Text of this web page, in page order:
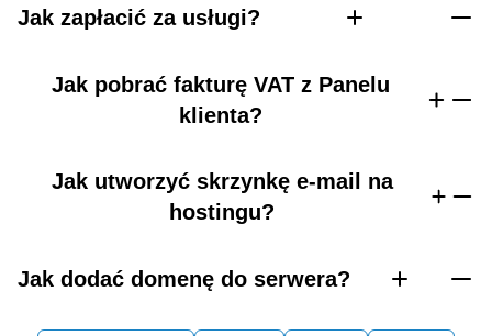
Jak zapłacić za usługi?
Jak pobrać fakturę VAT z Panelu
klienta?
Jak utworzyć skrzynkę e-mail na
hostingu?
Jak dodać domenę do serwera?